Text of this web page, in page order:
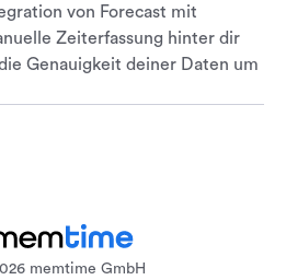
von Forecast mit
Zeiterfassung hinter dir
Genauigkeit deiner Daten um
memtime GmbH